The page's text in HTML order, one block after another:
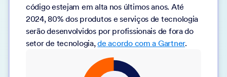
código estejam em alta nos últimos anos. Até
2024, 80% dos produtos e serviços de tecnologia
serão desenvolvidos por profissionais de fora do
setor de tecnologia,de acordo com a Gartner.